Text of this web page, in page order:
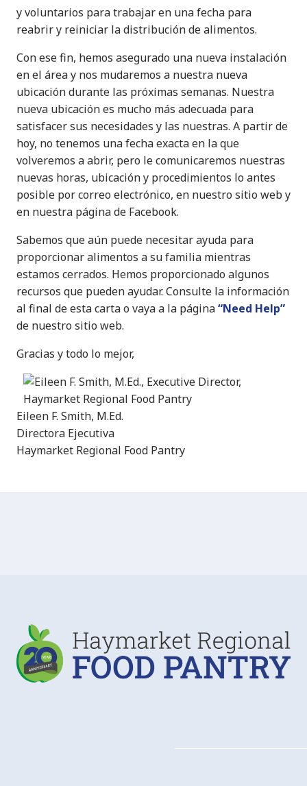
y voluntarios para trabajar en una fecha para
reabrir y reiniciar la distribución de alimentos.
Con ese fin, hemos asegurado una nueva instalación
en el área y nos mudaremos a nuestra nueva
ubicación durante las próximas semanas. Nuestra
nueva ubicación es mucho más adecuada para
satisfacer sus necesidades y las nuestras. A partir de
hoy, no tenemos una fecha exacta en la que
volveremos a abrir, pero le comunicaremos nuestras
nuevas horas, ubicación y procedimientos lo antes
posible por correo electrónico, en nuestro sitio web y
en nuestra página de Facebook.
Sabemos que aún puede necesitar ayuda para
proporcionar alimentos a su familia mientras
estamos cerrados. Hemos proporcionado algunos
recursos que pueden ayudar. Consulte la información
al final de esta carta o vaya a la página“Need Help”
de nuestro sitio web.
Gracias y todo lo mejor,
Eileen F. Smith, M.Ed.
Directora Ejecutiva
Haymarket Regional Food Pantry